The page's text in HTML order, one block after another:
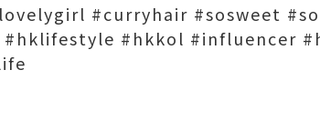
#curryhair #sosweet
#hkkol #influencer